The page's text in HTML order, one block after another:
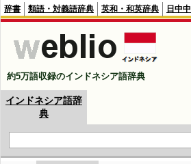
辞書 類語・対義語辞典 英和・和英辞典 日中
約5万語収録のインドネシア語辞典
インドネシア語辞
典